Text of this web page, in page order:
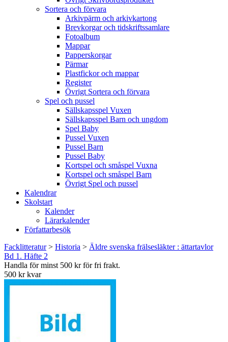
Sortera och förvara
Arkivpärm och arkivkartong
Brevkorgar och tidskriftssamlare
Fotoalbum
Mappar
Papperskorgar
Pärmar
Plastfickor och mappar
Register
Övrigt Sortera och förvara
Spel och pussel
Sällskapsspel Vuxen
Sällskapsspel Barn och ungdom
Spel Baby
Pussel Vuxen
Pussel Barn
Pussel Baby
Kortspel och småspel Vuxna
Kortspel och småspel Barn
Övrigt Spel och pussel
Kalendrar
Skolstart
Kalender
Lärarkalender
Författarbesök
Facklitteratur> Historia > Äldre svenska frälsesläkter : ättartavlor
Bd 1. Häfte 2
Handla för minst 500 kr för fri frakt.
500 kr kvar